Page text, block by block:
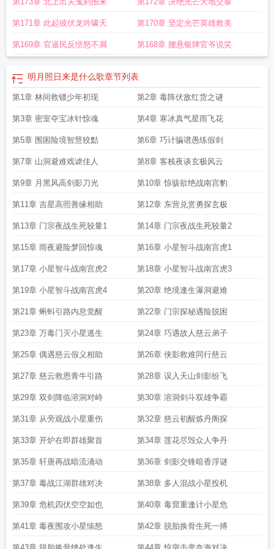
第171章 此起彼伏龙吟啸天 第170章 坚定光芒英雄救美
第169章 官逼民反愤怒不屑 第168章 腰悬银牌官爷说笑
明月照日来是什么歌章节列表
第1章 林间救镖少年初现 第2章 毒阵伏敌红货之谜
第3章 密室夺宝冰针惊魂 第4章 寒冰真气星雨飞花
第5章 围困险境智慧狡黠 第6章 巧计骗谱愚练假剑
第7章 山洞避难戏谑佳人 第8章 客栈夜谈玄极风云
第9章 月黑风高剑影刀光 第10章 惊骇欲绝战南宫豹
第11章 吉星高照善缘相助 第12章 东营兑赏勇探玄极
第13章 门宗夜战生死较量1 第14章 门宗夜战生死较量2
第15章 雨夜避险梦回惊魂 第16章 小星智斗战南宫虎1
第17章 小星智斗战南宫虎2 第18章 小星智斗战南宫虎3
第19章 小星智斗战南宫虎4 第20章 绝境逢生瀑洞避难
第21章 蝌蚪引路内息觉醒 第22章 门宗探秘遇险脱困
第23章 万毒门灭小星逃生 第24章 巧遇故人慈云弟子
第25章 偶遇慈云假义相助 第26章 侠影救难同行慈云
第27章 慈云救恩青牛引路 第28章 误入天山剑影纷飞
第29章 双剑降临溶洞对峙 第30章 溶洞剑斗双雄争霸
第31章 从旁观战小星重伤 第32章 慈云初醒炼丹阁探
第33章 开炉在即群雄聚首 第34章 莲花尽毁众人争丹
第35章 轩唐再战暗流涌动 第36章 剑影交锋暗香浮谜
第37章 毒战江湖群雄对决 第38章 多人混战小星投机
第39章 危机四伏空空如也 第40章 毒窟重逢计小星危
第41章 毒夜围攻小星恼怒 第42章 脱胎换骨生死一搏